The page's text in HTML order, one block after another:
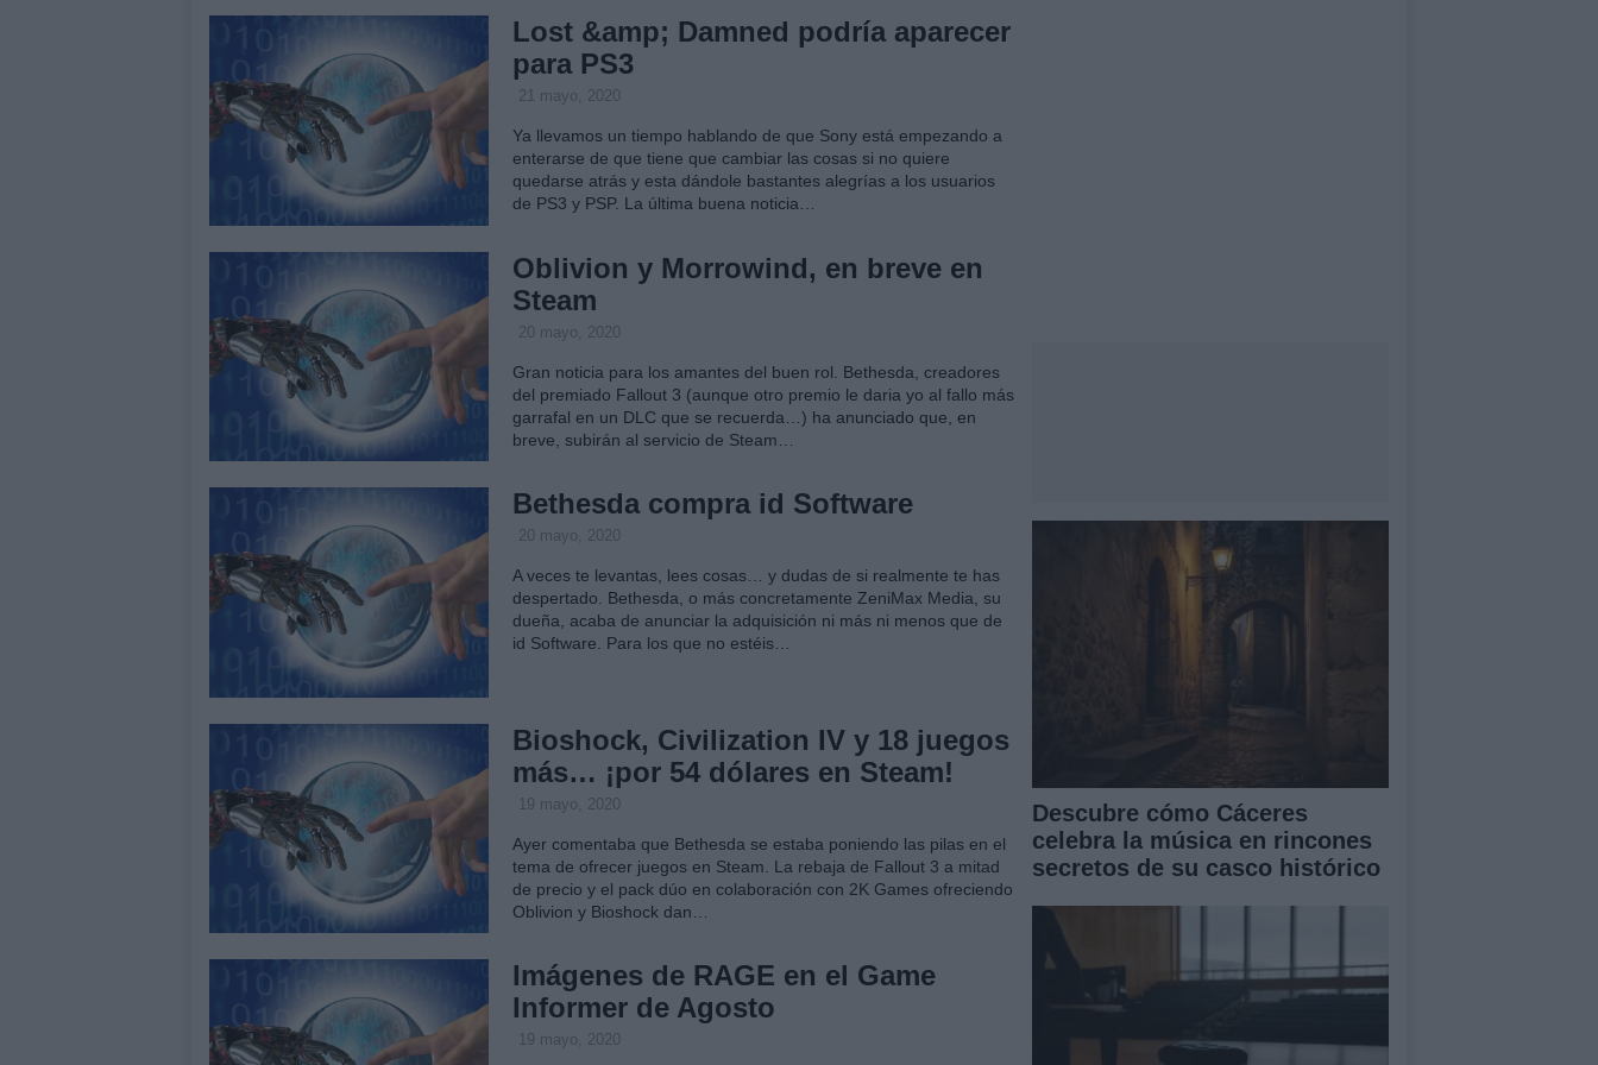
Lost &amp; Damned podría aparecer
para PS3
21 mayo, 2020
Ya llevamos un tiempo hablando de que Sony está empezando a
enterarse de que tiene que cambiar las cosas si no quiere
quedarse atrás y esta dándole bastantes alegrías a los usuarios
de PS3 y PSP. La última buena noticia…
Oblivion y Morrowind, en breve en
Steam
20 mayo, 2020
Gran noticia para los amantes del buen rol. Bethesda, creadores
del premiado Fallout 3 (aunque otro premio le daria yo al fallo más
garrafal en un DLC que se recuerda…) ha anunciado que, en
breve, subirán al servicio de Steam…
Bethesda compra id Software
20 mayo, 2020
A veces te levantas, lees cosas… y dudas de si realmente te has
despertado. Bethesda, o más concretamente ZeniMax Media, su
dueña, acaba de anunciar la adquisición ni más ni menos que de
id Software. Para los que no estéis…
Bioshock, Civilization IV y 18 juegos
más… ¡por 54 dólares en Steam!
19 mayo, 2020
Ayer comentaba que Bethesda se estaba poniendo las pilas en el
tema de ofrecer juegos en Steam. La rebaja de Fallout 3 a mitad
de precio y el pack dúo en colaboración con 2K Games ofreciendo
Oblivion y Bioshock dan…
Imágenes de RAGE en el Game
Informer de Agosto
19 mayo, 2020
Descubre cómo Cáceres
celebra la música en rincones
secretos de su casco histórico